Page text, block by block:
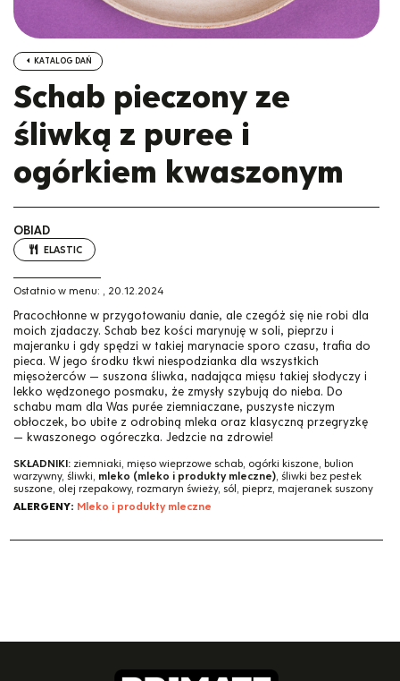
KATALOG DAŃ
Schab pieczony ze
śliwką z puree i
ogórkiem kwaszonym
OBIAD
ELASTIC
Ostatnio w menu: , 20.12.2024
Pracochłonne w przygotowaniu danie, ale czegóż się nie robi dla
moich zjadaczy. Schab bez kości marynuję w soli, pieprzu i
majeranku i gdy spędzi w takiej marynacie sporo czasu, trafia do
pieca. W jego środku tkwi niespodzianka dla wszystkich
mięsożerców — suszona śliwka, nadająca mięsu takiej słodyczy i
lekko wędzonego posmaku, że zmysły szybują do nieba. Do
schabu mam dla Was purée ziemniaczane, puszyste niczym
obłoczek, bo ubite z odrobiną mleka oraz klasyczną przegryzkę
— kwaszonego ogóreczka. Jedzcie na zdrowie!
SKŁADNIKI: ziemniaki, mięso wieprzowe schab, ogórki kiszone, bulion
warzywny, śliwki, mleko (mleko i produkty mleczne), śliwki bez pestek
suszone, olej rzepakowy, rozmaryn świeży, sól, pieprz, majeranek suszony
ALERGENY: Mleko i produkty mleczne